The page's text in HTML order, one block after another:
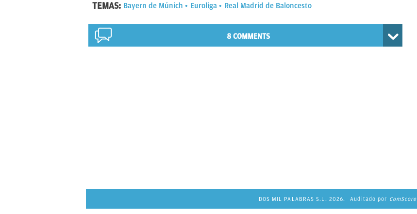
TEMAS: Bayern de Múnich Euroliga Real Madrid de Baloncesto
8 COMMENTS
DOS MIL PALABRAS S.L. 2026. Auditado por ComScore